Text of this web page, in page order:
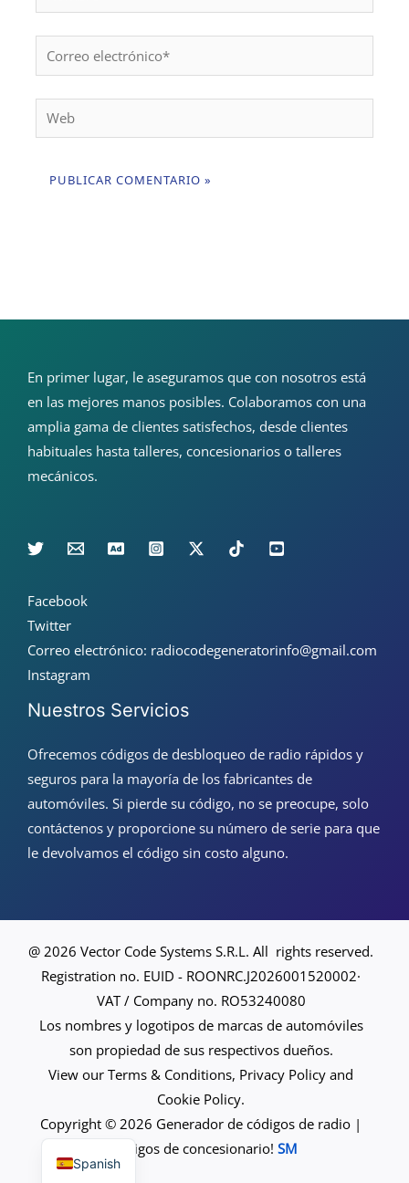
Correo
electrónico*
Web
En primer lugar, le aseguramos que con nosotros está
en las mejores manos posibles. Colaboramos con una
amplia gama de clientes satisfechos, desde clientes
habituales hasta talleres, concesionarios o talleres
mecánicos.
Facebook
Twitter
Correo electrónico: radiocodegeneratorinfo@gmail.com
Instagram
Nuestros Servicios
Ofrecemos códigos de desbloqueo de radio rápidos y
seguros para la mayoría de los fabricantes de
automóviles. Si pierde su código, no se preocupe, solo
contáctenos y proporcione su número de serie para que
le devolvamos el código sin costo alguno.
@ 2026 Vector Code Systems S.R.L. All rights reserved.
Registration no. EUID - ROONRC.J2026001520002·
VAT / Company no. RO53240080
Los nombres y logotipos de marcas de automóviles
son propiedad de sus respectivos dueños.
View our Terms & Conditions, Privacy Policy and
Cookie Policy.
Copyright © 2026 Generador de códigos de radio |
¡Códigos de concesionario! SM
Spanish
English